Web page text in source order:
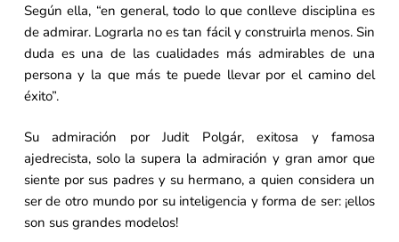
Según ella, “en general, todo lo que conlleve disciplina es
de admirar. Lograrla no es tan fácil y construirla menos. Sin
duda es una de las cualidades más admirables de una
persona y la que más te puede llevar por el camino del
éxito”.
Su admiración por Judit Polgár, exitosa y famosa
ajedrecista, solo la supera la admiración y gran amor que
siente por sus padres y su hermano, a quien considera un
ser de otro mundo por su inteligencia y forma de ser: ¡ellos
son sus grandes modelos!